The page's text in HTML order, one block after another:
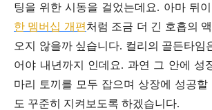
팅을 위한 시동을 걸었는데요. 아마 뒤이
한 멤버십 개편 처럼 조금 더 긴 호흡의
오지 않을까 싶습니다. 컬리의 골든타임
어야 내년까지 인데요. 과연 그 안에 성
마리 토끼를 모두 잡으며 상장에 성공할
도 꾸준히 지켜보도록 하겠습니다.